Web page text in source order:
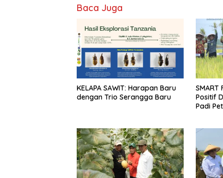
Baca Juga
KELAPA SAWIT: Harapan Baru
dengan Trio Serangga Baru
SMART
Positif
Padi